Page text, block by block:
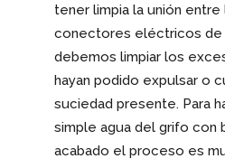
tener limpia la unión
conectores eléctricos de
debemos limpiar los
hayan podido expulsar o
suciedad presente. Para
simple agua del grifo con
acabado el proceso es